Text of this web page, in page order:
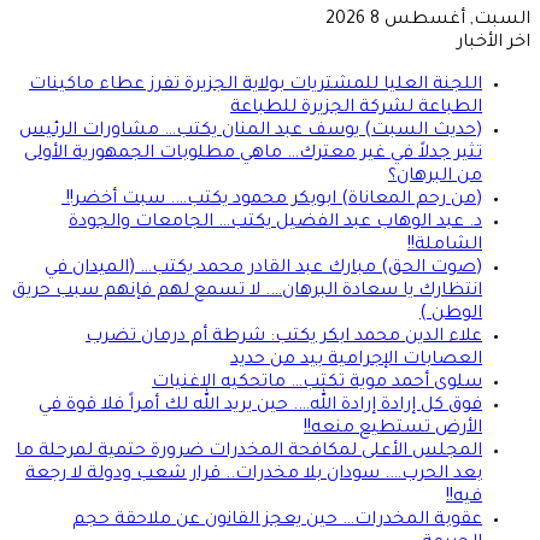
السبت, أغسطس 8 2026
اخر الأخبار
اللجنة العليا للمشتريات بولاية الجزيرة تفرز عطاء ماكينات
الطباعة لشركة الجزيرة للطباعة
(حديث السبت) يوسف عبد المنان يكتب… مشاورات الرئيس
تثير جدلاً في غير معترك… ماهي مطلوبات الجمهورية الأولى
من البرهان؟
(من رحم المعاناة) ابوبكر محمود يكتب…. سبت أخضر!!
د. عبد الوهاب عبد الفضيل يكتب… الجامعات والجودة
الشاملة!!
(صوت الحق) مبارك عبد القادر محمد يكتب… (الميدان في
انتظارك يا سعادة البرهان…. لا تسمع لهم فإنهم سبب حريق
الوطن )
علاء الدين محمد ابكر يكتب: شرطة أم درمان تضرب
العصابات الإجرامية بيد من حديد
سلوى أحمد موية تكتب… ماتحكيه الاغنيات
فوق كل إرادة إرادة الله…. حين يريد الله لك أمراً فلا قوة في
الأرض تستطيع منعه!!
المجلس الأعلى لمكافحة المخدرات ضرورة حتمية لمرحلة ما
بعد الحرب…. سودان بلا مخدرات.. قرار شعب ودولة لا رجعة
فيه!!
عقوبة المخدرات… حين يعجز القانون عن ملاحقة حجم